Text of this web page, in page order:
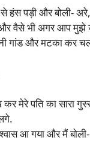
हंस पड़ी और बोली-
वैसे भी अगर आप मुझे
गांड और मटका कर
मेरे पति का सारा
आ गया और मैं बोली-